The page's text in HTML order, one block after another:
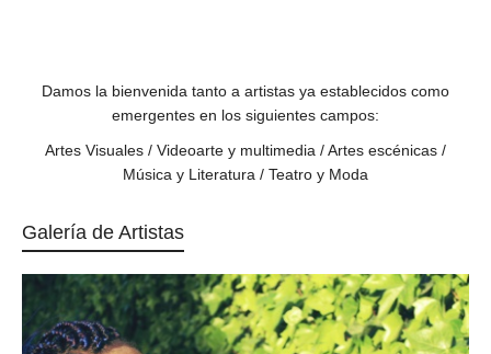
Damos la bienvenida tanto a artistas ya establecidos como
emergentes en los siguientes campos:
Artes Visuales / Videoarte y multimedia / Artes escénicas /
Música y Literatura / Teatro y Moda
Galería de Artistas